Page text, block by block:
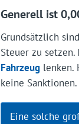
Generell ist
Grundsätzlich
Steuer zu setzen.
Fahrzeuglenken.
keine Sanktionen.
Eine solche